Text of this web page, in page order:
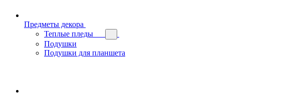
Предметы декора
Теплые пледы
Подушки
Подушки для планшета